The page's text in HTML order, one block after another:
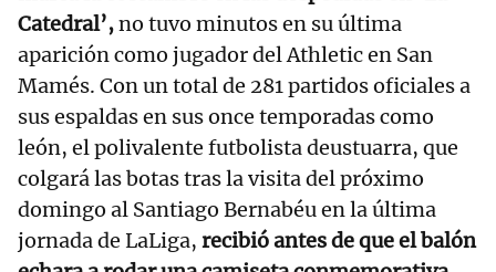
Catedral’,no tuvo minutos en su última
aparición como jugador del Athletic en San
Mamés. Con un total de 281 partidos oficiales a
sus espaldas en sus once temporadas como
león, el polivalente futbolista deustuarra, que
colgará las botas tras la visita del próximo
domingo al Santiago Bernabéu en la última
jornada de LaLiga, recibió antes de que el balón